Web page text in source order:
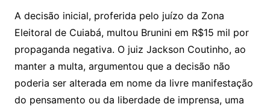
A decisão inicial, proferida pelo juízo da Zona
Eleitoral de Cuiabá, multou Brunini em R$15 mil por
propaganda negativa. O juiz Jackson Coutinho, ao
manter a multa, argumentou que a decisão não
poderia ser alterada em nome da livre manifestação
do pensamento ou da liberdade de imprensa, uma